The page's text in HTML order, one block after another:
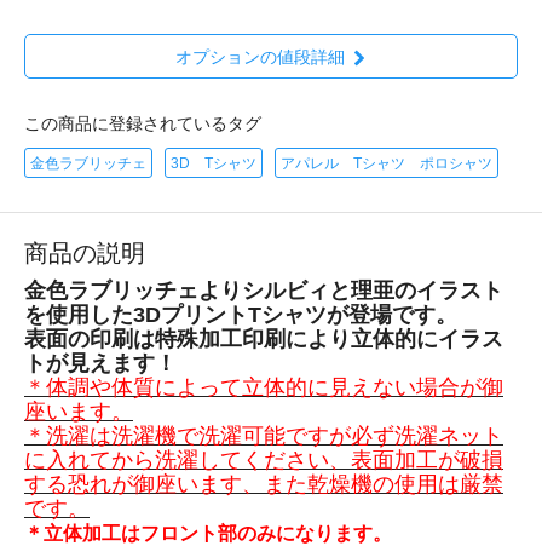
オプションの値段詳細
この商品に登録されているタグ
金色ラブリッチェ 3D Tシャツ アパレル Tシャツ ポロシャツ
商品の説明
金色ラブリッチェよりシルビィと理亜のイラスト
を使用した3DプリントTシャツが登場です。
表面の印刷は特殊加工印刷により立体的にイラス
トが見えます！
＊体調や体質によって立体的に見えない場合が御
座います。
＊洗濯は洗濯機で洗濯可能ですが必ず洗濯ネット
に入れてから洗濯してください、表面加工が破損
する恐れが御座います、また乾燥機の使用は厳禁
です。
＊立体加工はフロント部のみになります。